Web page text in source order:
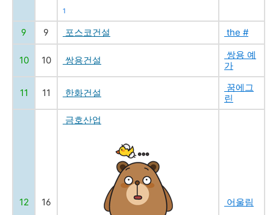
1
9 9 포스코건설 the #
10 10 쌍용건설
쌍용 예
가
11 11 한화건설
꿈에그
린
12 16
금호산업
어울림